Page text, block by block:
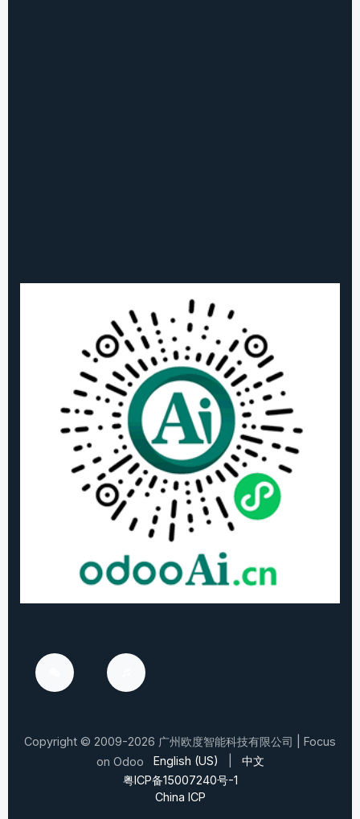
Copyright © 2009-2026 广州欧度智能科技有限公司
| Focus
on Odoo
English (US)
中文
粤ICP备15007240号-1
China ICP